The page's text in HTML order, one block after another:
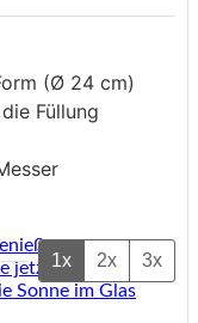
jetzt –50 %
Sonne im Glas
(Ø 24 cm)
Füllung
1x 2x 3x